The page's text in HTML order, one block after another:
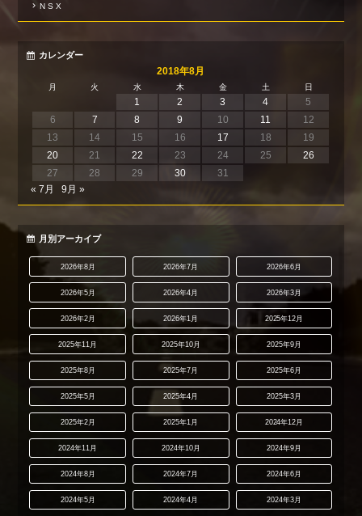
N S X
カレンダー
2018年8月
月 火 水 木 金 土 日
1 2 3 4
5
6
7 8 9 10 11
12
13
14 15 16 17 18
19
20
21 22 23 24 25
26
27
28 29 30
31
« 7月
9月 »
月別アーカイブ
2026年8月 2026年7月 2026年6月
2026年5月 2026年4月 2026年3月
2026年2月 2026年1月 2025年12月
2025年11月 2025年10月 2025年9月
2025年8月 2025年7月 2025年6月
2025年5月 2025年4月 2025年3月
2025年2月 2025年1月 2024年12月
2024年11月 2024年10月 2024年9月
2024年8月 2024年7月 2024年6月
2024年5月 2024年4月 2024年3月